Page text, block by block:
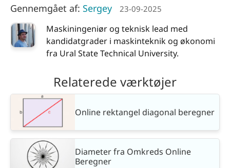
Gennemgået af: Sergey 23-09-2025
Maskiningeniør og teknisk lead med
kandidatgrader i maskinteknik og økonomi
fra Ural State Technical University.
Relaterede værktøjer
Online rektangel diagonal beregner
Diameter fra Omkreds Online
Beregner